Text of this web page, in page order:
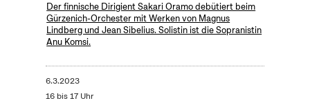
Der finnische Dirigient Sakari Oramo debütiert beim
Gürzenich-Orchester mit Werken von Magnus
Lindberg und Jean Sibelius. Solistin ist die Sopranistin
Anu Komsi.
6.3.2023
16 bis 17 Uhr